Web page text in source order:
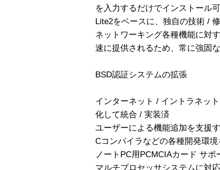
を入力するだけでインストール
Lite2をベースに、独自の技術 /
ネットワーキング各種機能に対
速に提供されるため、常に強固
BSD認証システムの拡張
インターネット / イントラネッ
化して統合 / 実装済
ユーザーによる機能追加を支援
Cコンパイラなどの各種開発環
ノートPC用PCMCIAカード サポ
マルチプロセッサシステムに対